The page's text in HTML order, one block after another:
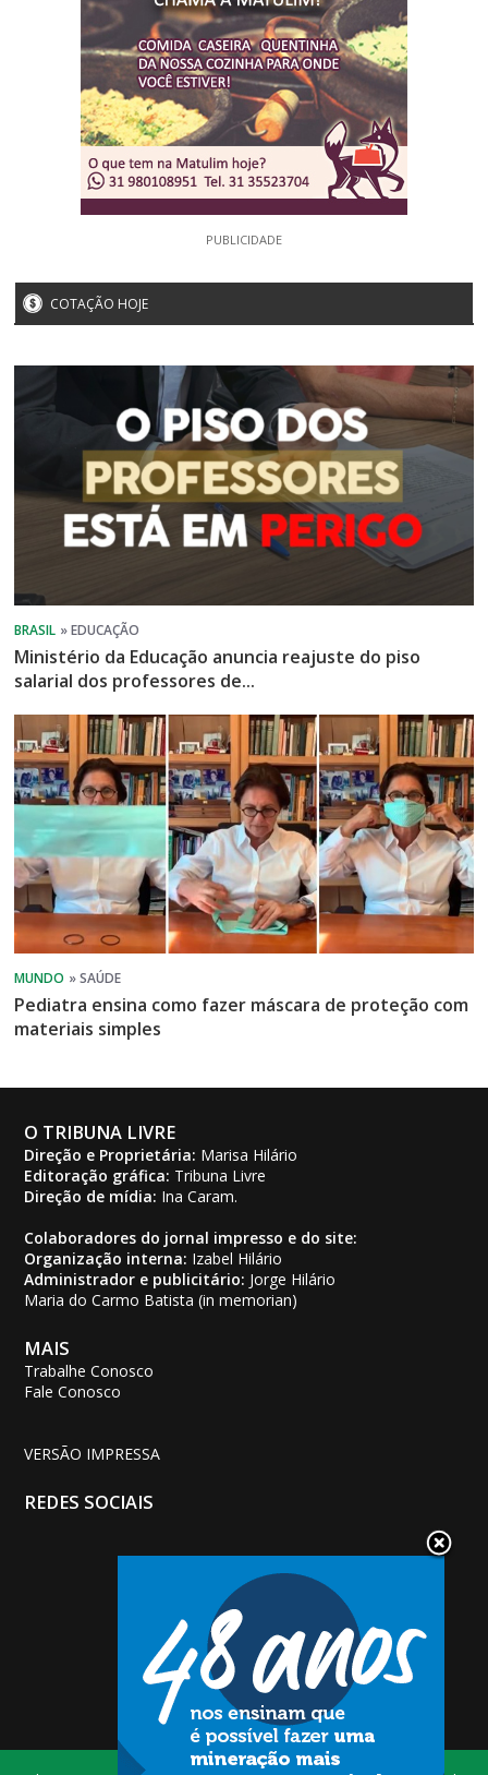
PUBLICIDADE
COTAÇÃO HOJE
Ministério da Educação anuncia reajuste do piso
salarial dos professores de...
Pediatra ensina como fazer máscara de proteção com
materiais simples
O TRIBUNA LIVRE
Direção e Proprietária: Marisa Hilário
Editoração gráfica: Tribuna Livre
Direção de mídia: Ina Caram.
Colaboradores do jornal impresso e do site:
Organização interna: Izabel Hilário
Administrador e publicitário: Jorge Hilário
Maria do Carmo Batista (in memorian)
MAIS
Trabalhe Conosco
Fale Conosco
VERSÃO IMPRESSA
REDES SOCIAIS